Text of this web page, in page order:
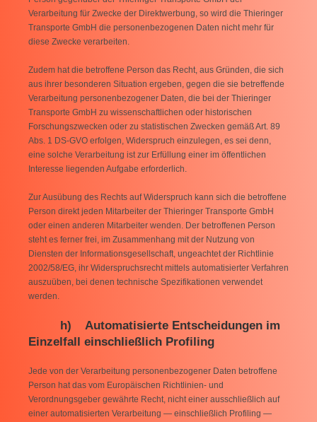
Verarbeitung für Zwecke der Direktwerbung, so wird die Thieringer
Transporte GmbH die personenbezogenen Daten nicht mehr für
diese Zwecke verarbeiten.
Zudem hat die betroffene Person das Recht, aus Gründen, die sich
aus ihrer besonderen Situation ergeben, gegen die sie betreffende
Verarbeitung personenbezogener Daten, die bei der Thieringer
Transporte GmbH zu wissenschaftlichen oder historischen
Forschungszwecken oder zu statistischen Zwecken gemäß Art. 89
Abs. 1 DS-GVO erfolgen, Widerspruch einzulegen, es sei denn,
eine solche Verarbeitung ist zur Erfüllung einer im öffentlichen
Interesse liegenden Aufgabe erforderlich.
Zur Ausübung des Rechts auf Widerspruch kann sich die betroffene
Person direkt jeden Mitarbeiter der Thieringer Transporte GmbH
oder einen anderen Mitarbeiter wenden. Der betroffenen Person
steht es ferner frei, im Zusammenhang mit der Nutzung von
Diensten der Informationsgesellschaft, ungeachtet der Richtlinie
2002/58/EG, ihr Widerspruchsrecht mittels automatisierter Verfahren
auszuüben, bei denen technische Spezifikationen verwendet
werden.
h) Automatisierte Entscheidungen im
Einzelfall einschließlich Profiling
Jede von der Verarbeitung personenbezogener Daten betroffene
Person hat das vom Europäischen Richtlinien- und
Verordnungsgeber gewährte Recht, nicht einer ausschließlich auf
einer automatisierten Verarbeitung — einschließlich Profiling —